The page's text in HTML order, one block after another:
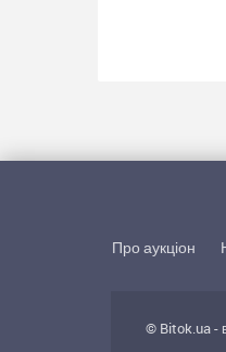
Про аукціон
© Bitok.ua -